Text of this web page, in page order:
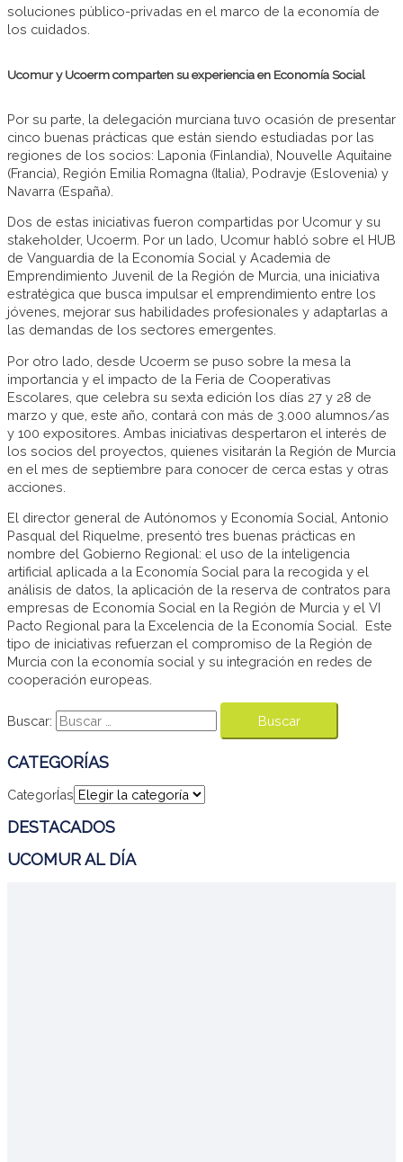
soluciones público-privadas en el marco de la economía de
los cuidados.
Ucomur y Ucoerm comparten su experiencia en Economía Social
Por su parte, la delegación murciana tuvo ocasión de presentar
cinco buenas prácticas que están siendo estudiadas por las
regiones de los socios: Laponia (Finlandia), Nouvelle Aquitaine
(Francia), Región Emilia Romagna (Italia), Podravje (Eslovenia) y
Navarra (España).
Dos de estas iniciativas fueron compartidas por Ucomur y su
stakeholder, Ucoerm. Por un lado, Ucomur habló sobre el HUB
de Vanguardia de la Economía Social y Academia de
Emprendimiento Juvenil de la Región de Murcia, una iniciativa
estratégica que busca impulsar el emprendimiento entre los
jóvenes, mejorar sus habilidades profesionales y adaptarlas a
las demandas de los sectores emergentes.
Por otro lado, desde Ucoerm se puso sobre la mesa la
importancia y el impacto de la Feria de Cooperativas
Escolares, que celebra su sexta edición los días 27 y 28 de
marzo y que, este año, contará con más de 3.000 alumnos/as
y 100 expositores. Ambas iniciativas despertaron el interés de
los socios del proyectos, quienes visitarán la Región de Murcia
en el mes de septiembre para conocer de cerca estas y otras
acciones.
El director general de Autónomos y Economía Social, Antonio
Pasqual del Riquelme, presentó tres buenas prácticas en
nombre del Gobierno Regional: el uso de la inteligencia
artificial aplicada a la Economía Social para la recogida y el
análisis de datos, la aplicación de la reserva de contratos para
empresas de Economía Social en la Región de Murcia y el VI
Pacto Regional para la Excelencia de la Economía Social. Este
tipo de iniciativas refuerzan el compromiso de la Región de
Murcia con la economía social y su integración en redes de
cooperación europeas.
Buscar:
CATEGORÍAS
CategorÍas
DESTACADOS
UCOMUR AL DÍA